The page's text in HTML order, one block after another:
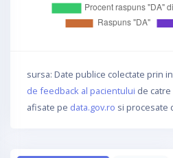
sursa: Date publice colectate prin
de feedback al pacientului de
afisate pe data.gov.ro si procesate